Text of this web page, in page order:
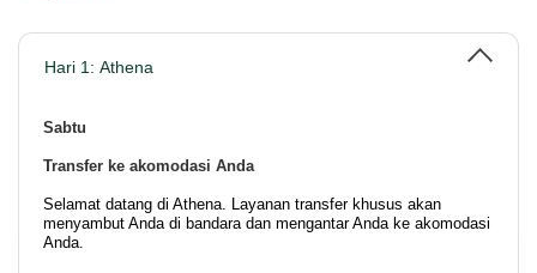
Hari 1: Athena
Sabtu
Transfer ke akomodasi Anda
Selamat datang di Athena. Layanan transfer khusus akan
menyambut Anda di bandara dan mengantar Anda ke akomodasi
Anda.